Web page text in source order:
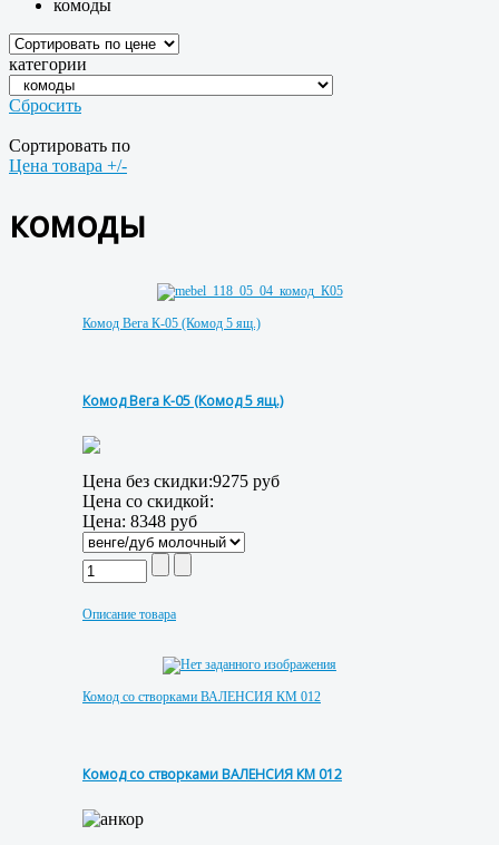
комоды
категории
Сбросить
Сортировать по
Цена товара +/-
комоды
Комод Вега К-05 (Комод 5 ящ.)
Комод Вега К-05 (Комод 5 ящ.)
Цена без скидки:9275 руб
Цена со скидкой:
Цена: 8348 руб
Описание товара
Комод со створками ВАЛЕНСИЯ КМ 012
Комод со створками ВАЛЕНСИЯ КМ 012